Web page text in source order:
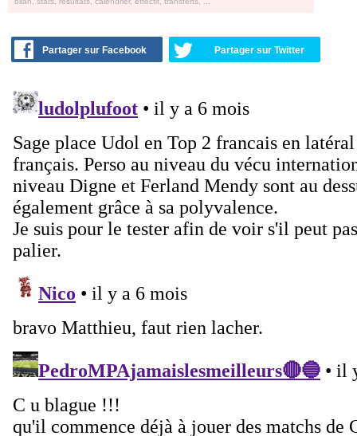
Partager sur Facebook Partager sur Twitter